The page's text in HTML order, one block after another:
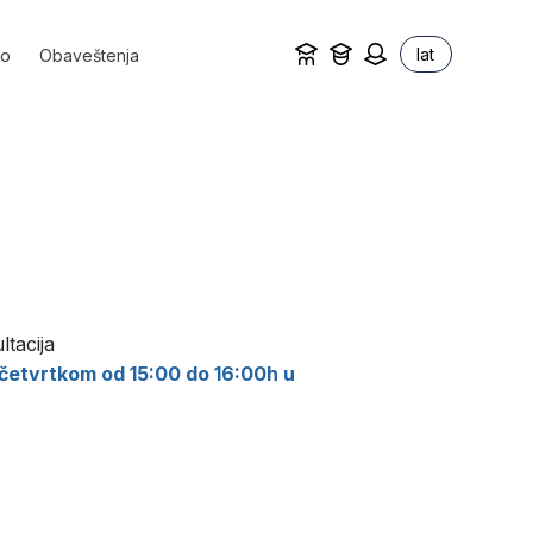
Obaveštenja lat
od 15:00 do 16:00h u